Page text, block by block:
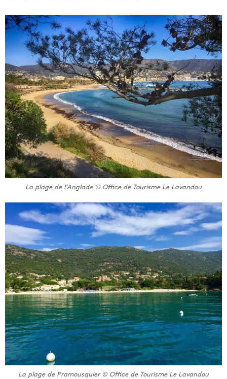
La plage de l’Anglade © Office de Tourisme Le Lavandou
La plage de Pramousquier © Office de Tourisme Le Lavandou